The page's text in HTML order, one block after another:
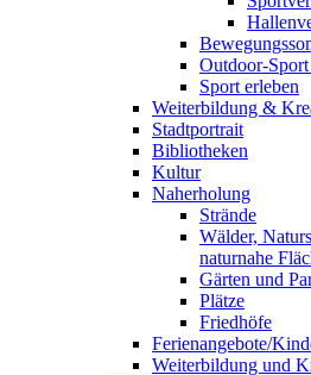
Outdoor-
Sport erleben
Weiterbildung &
Stadtportrait
Bibliotheken
Kultur
Naherholung
Strände
Wälder,
naturnahe
Gärten und
Plätze
Friedhöfe
Ferienangebote/
Weiterbildung und